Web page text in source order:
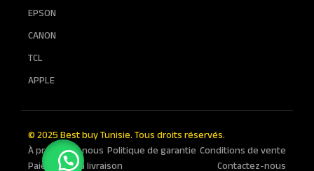
EPSON
CANON
TCL
APPLE
© 2025 Best buy Tunisie. Tous droits réservés.
À propos de nous Politique de garantie Conditions de vente
Paiement a la livraison
Contactez-nous